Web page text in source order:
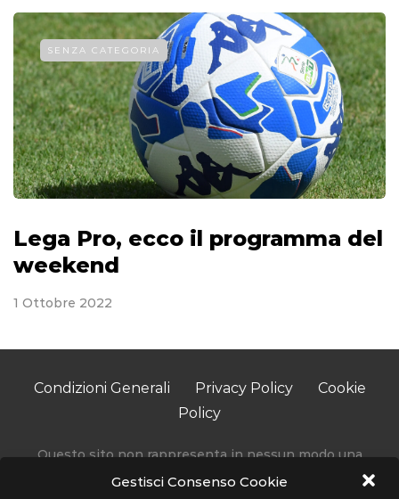
Gestisci Consenso Cookie
SENZA CATEGORIA
Lega Pro, ecco il programma del
weekend
1 Ottobre 2022
Condizioni Generali Privacy Policy
Cookie
Policy
Questo sito non rappresenta in nessun modo una
testata giornalistica in quanto viene aggiornato senza